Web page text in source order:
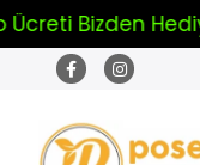
Hediye